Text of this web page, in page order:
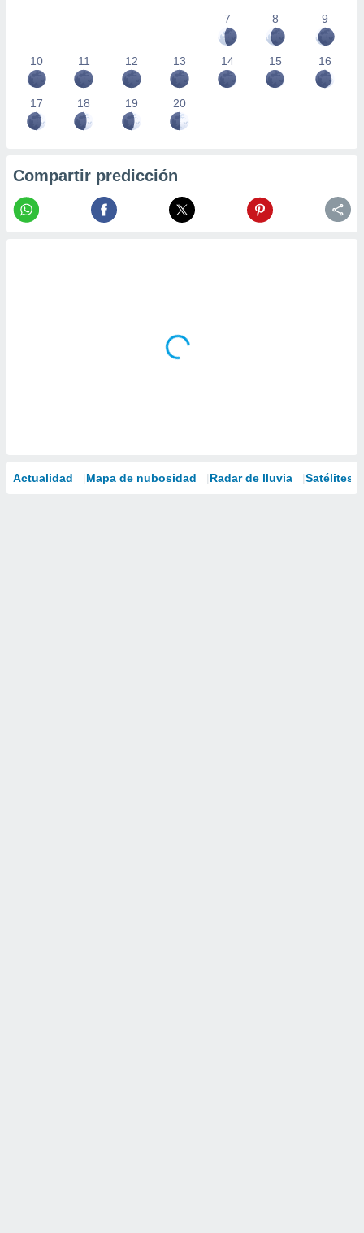
7
8 9
10 11 12 13 14 15 16
17 18 19 20
Compartir predicción
Actualidad Mapa de nubosidad Radar de lluvia Satélites